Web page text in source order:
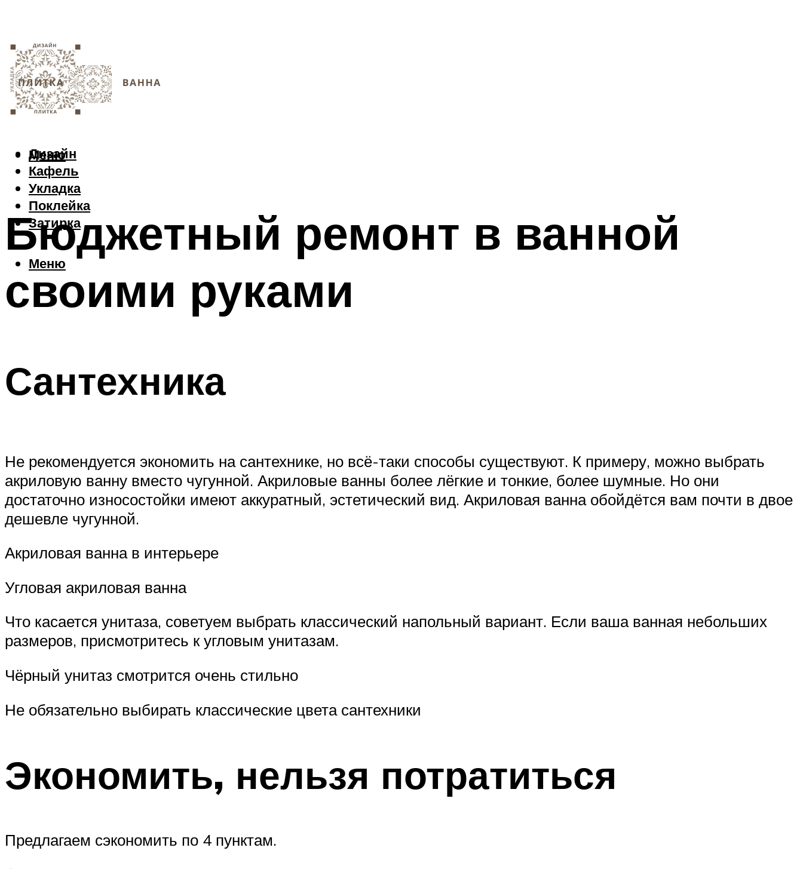
Дизайн
Кафель
Укладка
Поклейка
Затирка
Меню
Меню
Бюджетный ремонт в ванной
своими руками
Сантехника
Не рекомендуется экономить на сантехнике, но всё-таки способы существуют. К примеру, можно выбрать
акриловую ванну вместо чугунной. Акриловые ванны более лёгкие и тонкие, более шумные. Но они
достаточно износостойки имеют аккуратный, эстетический вид. Акриловая ванна обойдётся вам почти в двое
дешевле чугунной.
Акриловая ванна в интерьере
Угловая акриловая ванна
Что касается унитаза, советуем выбрать классический напольный вариант. Если ваша ванная небольших
размеров, присмотритесь к угловым унитазам.
Чёрный унитаз смотрится очень стильно
Не обязательно выбирать классические цвета сантехники
Экономить, нельзя потратиться
Предлагаем сэкономить по 4 пунктам.